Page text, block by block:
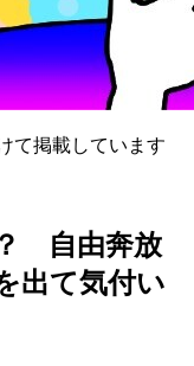
て掲載しています
自由奔放
出て気付い